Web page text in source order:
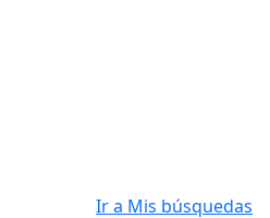
Ir a Mis búsquedas